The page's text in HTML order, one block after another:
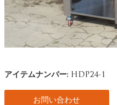
アイテムナンバー:HDP24-1
お問い合わせ